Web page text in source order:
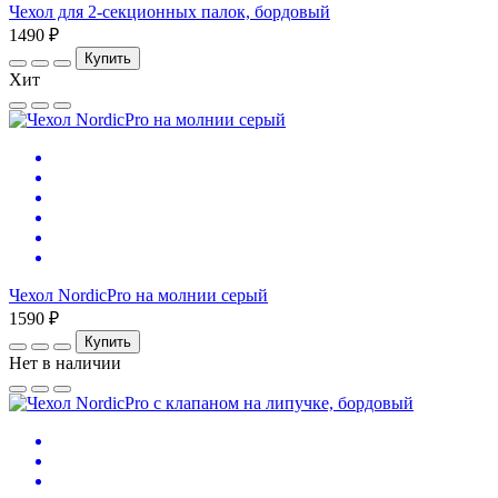
Чехол для 2-секционных палок, бордовый
1490 ₽
Купить
Хит
Чехол NordicPro на молнии серый
1590 ₽
Купить
Нет в наличии